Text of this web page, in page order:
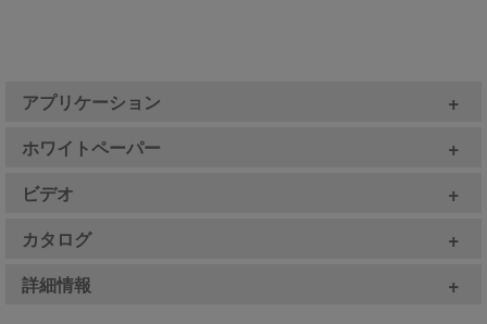
アプリケーション +
ホワイトペーパー +
ビデオ +
カタログ +
詳細情報 +